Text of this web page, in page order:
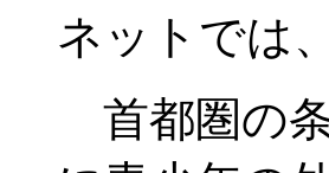
ネットでは
首都圏の